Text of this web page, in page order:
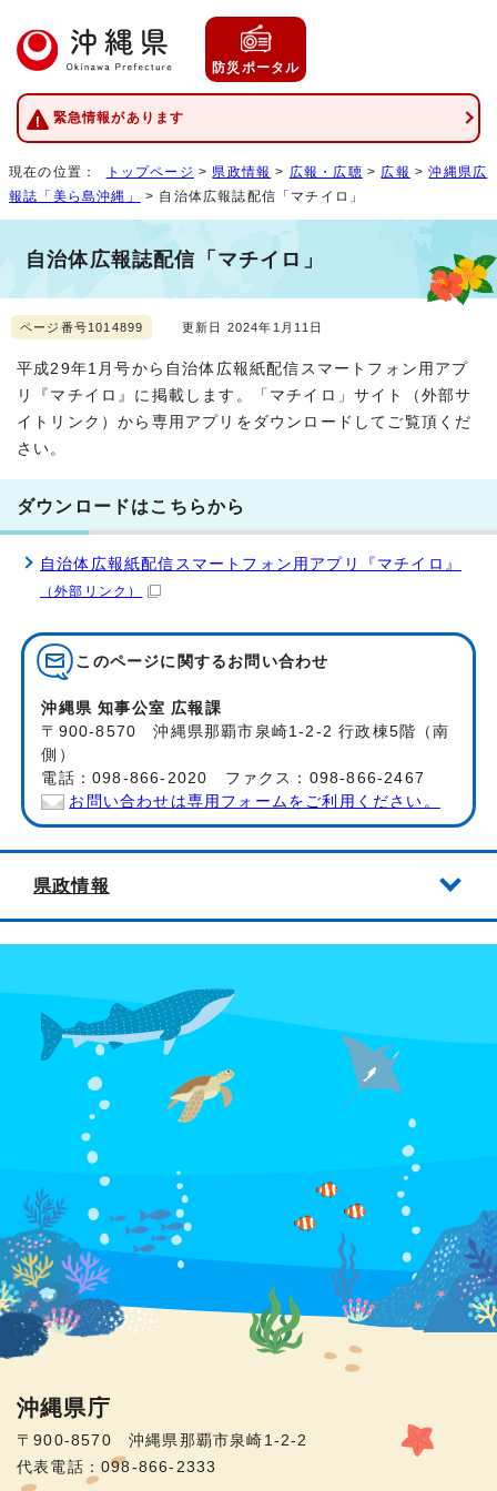
防災ポータル
緊急情報があります
現在の位置： トップページ > 県政情報 > 広報・広聴 > 広報 >沖縄県広
報誌「美ら島沖縄」
> 自治体広報誌配信「マチイロ」
自治体広報誌配信「マチイロ」
ページ番号1014899 更新日 2024年1月11日
平成29年1月号から自治体広報紙配信スマートフォン用アプ
リ『マチイロ』に掲載します。「マチイロ」サイト（外部サ
イトリンク）から専用アプリをダウンロードしてご覧頂くだ
さい。
ダウンロードはこちらから
自治体広報紙配信スマートフォン用アプリ『マチイロ』
（外部リンク）
このページに関する お問い合わせ
沖縄県 知事公室 広報課
〒900-8570 沖縄県那覇市泉崎1-2-2 行政棟5階（南
側）
電話：098-866-2020 ファクス：098-866-2467
お問い合わせは専用フォームをご利用ください。
県政情報
沖縄県庁
〒900-8570 沖縄県那覇市泉崎1-2-2
代表電話：098-866-2333